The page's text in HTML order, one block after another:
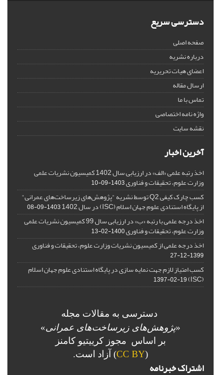
دسترسی سریع
صفحه اصلی
درباره نشریه
اعضای هیات تحریریه
ارسال مقاله
تماس با ما
واژه نامه اختصاصی
نقشه سایت
آخرین اخبار
اخذ رتبه علمی «الف» در ارزیابی سال 1402 کمیسیون نشریات علمی
وزارت علوم، تحقیقات و فناوری1403-09-10
کسب چارک کیفی Q2 توسط نشریه "پژوهش‌های زیرساخت‌های عمرانی"
از پایگاه استنادی علوم جهان اسلام (ISC) در سال 1402 1403-09-08
اخذ درجه علمی با رتبه «ب» در ارزیابی سال 99 کمیسیون نشریات علمی
وزارت علوم، تحقیقات و فناوری1400-02-13
اخذ درجه علمی از کمیسیون نشریات وزارت علوم، تحقیقات و فناوری
1399-12-27
کسب امتیاز لازم جهت نمایه سازی در پایگاه استنادی علوم جهان اسلام
(ISC)
1397-02-19
دسترسی به مقالات مجله
«پژوهش‌های زیرساخت‌های عمرانی»
بر اساس مجوز کرییتیو کامنز
(
CC BY) آزاد است.
اشتراک خبرنامه